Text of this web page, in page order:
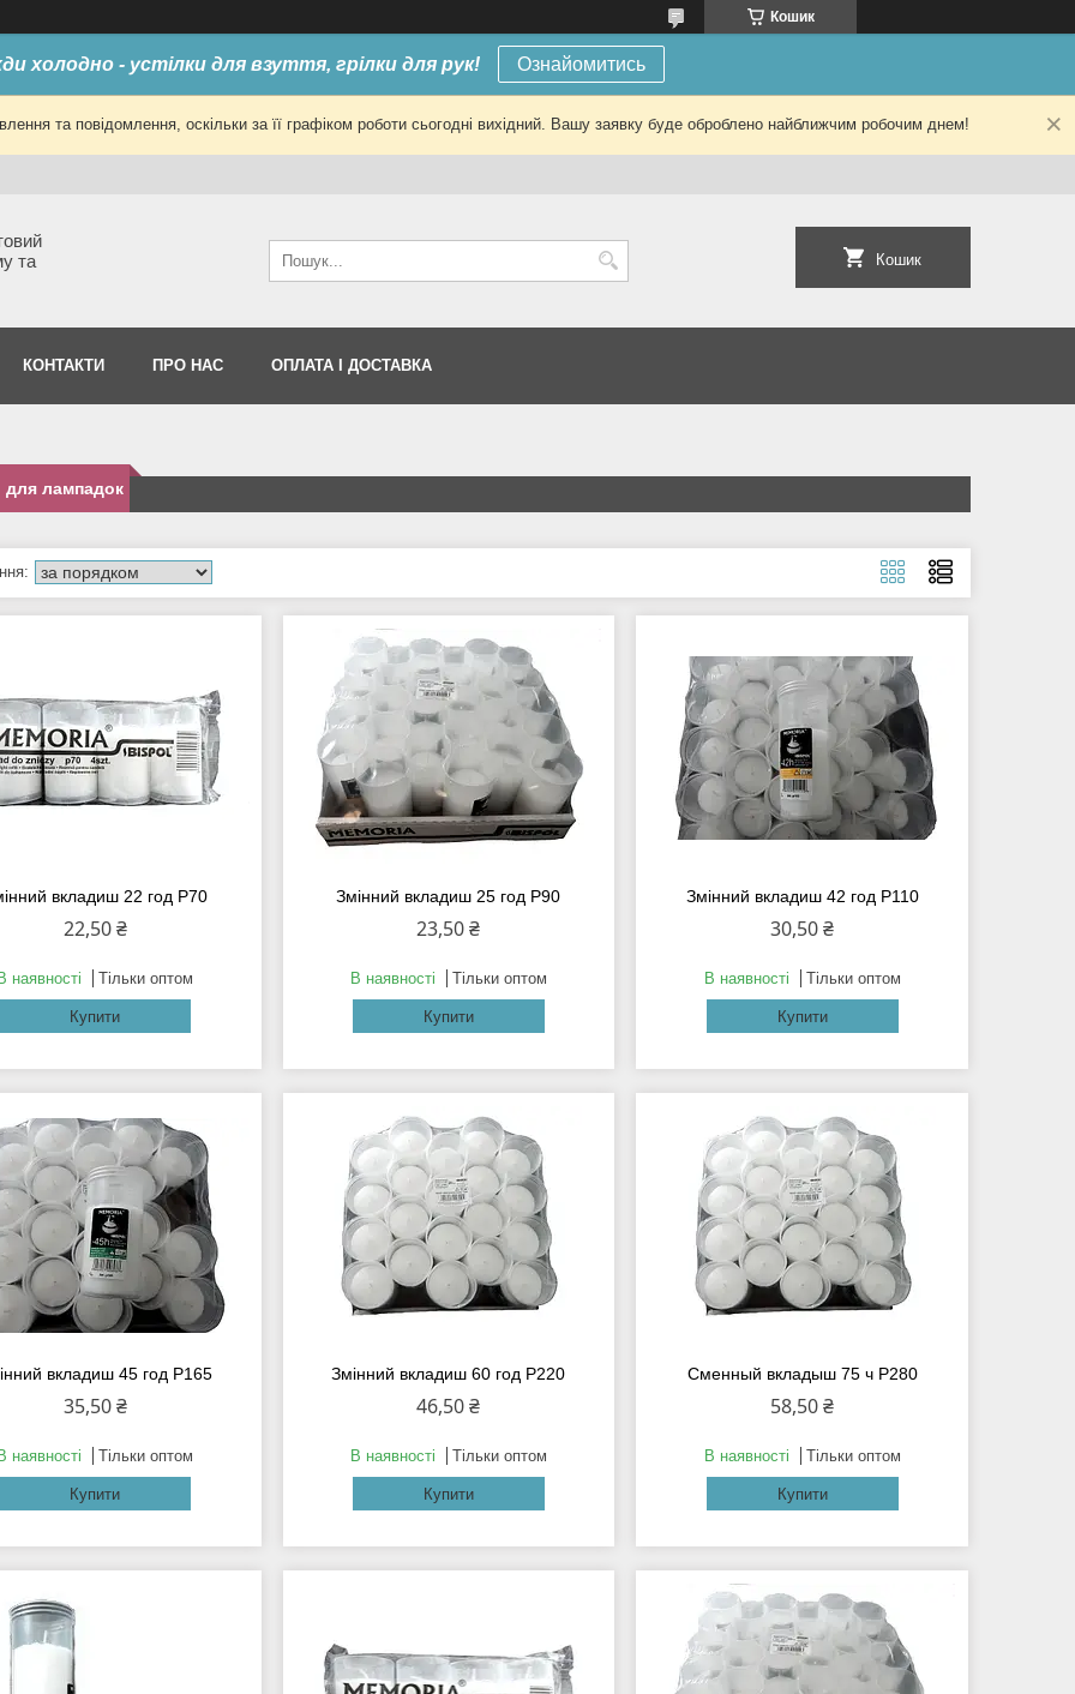
Кошик
холодно - устілки для взуття, грілки для рук! Ознайомитись
та повідомлення, оскільки за її графіком роботи сьогодні вихідний. Вашу заявку буде оброблено найближчим робочим днем!
та
Кошик
КОНТАКТИ ПРО НАС ОПЛАТА І ДОСТАВКА
для лампадок
вкладиш 22 год Р70
22,50 ₴
наявності Тільки оптом
Купити
Змінний вкладиш 25 год Р90
23,50 ₴
В наявності Тільки оптом
Купити
Змінний вкладиш 42 год Р110
30,50 ₴
В наявності Тільки оптом
Купити
вкладиш 45 год Р165
35,50 ₴
наявності Тільки оптом
Купити
Змінний вкладиш 60 год Р220
46,50 ₴
В наявності Тільки оптом
Купити
Сменный вкладыш 75 ч Р280
58,50 ₴
В наявності Тільки оптом
Купити